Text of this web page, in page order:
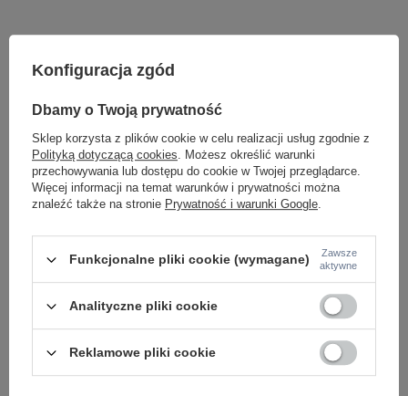
ZOBACZ RÓWNIEŻ
ESTERA BROWN LAMPA WISZĄCA 5 TK Lighting
492,00 zł / szt.
TOP GOLD 2 TK
Konfiguracja zgód
Dbamy o Twoją prywatność
Sklep korzysta z plików cookie w celu realizacji usług zgodnie z
Polityką dotyczącą cookies. Możesz określić warunki
przechowywania lub dostępu do cookie w Twojej przeglądarce.
Więcej informacji na temat warunków i prywatności można
znaleźć także na stronie Prywatność i warunki Google.
Funkcjonalne pliki cookie (wymagane)
Zawsze
aktywne
Analityczne pliki cookie
Reklamowe pliki cookie